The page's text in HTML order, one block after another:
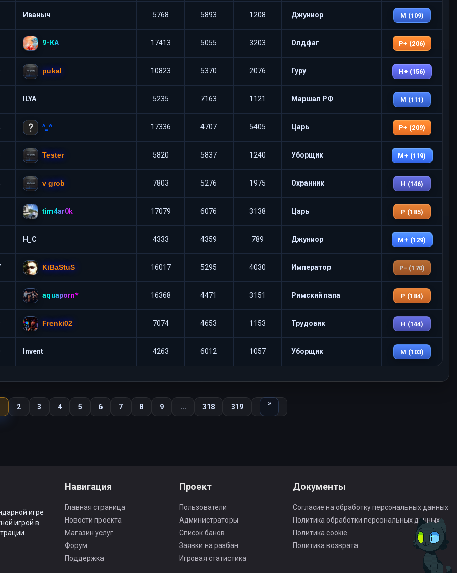
Иваныч 5768 5893 1208 Джуниор M (109)
9-КА 17413 5055 3203 Олдфаг P+ (206)
pukal 10823 5370 2076 Гуру H+ (156)
ILYA 5235 7163 1121 Маршал РФ M (111)
^_^ 17336 4707 5405 Царь P+ (209)
Tester 5820 5837 1240 Уборщик M+ (119)
v grob 7803 5276 1975 Охранник H (146)
tim4ar0k 17079 6076 3138 Царь P (185)
H_C 4333 4359 789 Джуниор M+ (129)
KiBaStuS 16017 5295 4030 Император P- (170)
aquaporn* 16368 4471 3151 Римский папа P (184)
Frenki02 7074 4653 1153 Трудовик H (144)
Invent 4263 6012 1057 Уборщик M (103)
2 3 4 5 6 7 8 9 ... 318 319 »
Вперед
игре
игрой в
Навигация
Главная страница
Новости проекта
Магазин услуг
Форум
Поддержка
Проект
Пользователи
Администраторы
Список банов
Заявки на разбан
Игровая статистика
Документы
Согласие на обработку персональных данных
Политика обработки персональных данных
Политика cookie
Политика возврата